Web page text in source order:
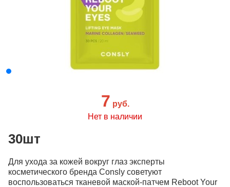
7 руб.
Нет в наличии
30шт
Для ухода за кожей вокруг глаз эксперты
косметического бренда Consly советуют
воспользоваться тканевой маской-патчем Reboot Your